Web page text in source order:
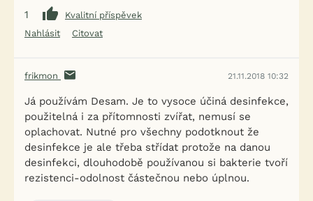
1
Kvalitní příspěvek
Nahlásit
Citovat
frikmon 21.11.2018 10:32
Já používám Desam. Je to vysoce účiná desinfekce,
použitelná i za přítomnosti zvířat, nemusí se
oplachovat. Nutné pro všechny podotknout že
desinfekce je ale třeba střídat protože na danou
desinfekci, dlouhodobě používanou si bakterie tvoří
rezistenci-odolnost částečnou nebo úplnou.